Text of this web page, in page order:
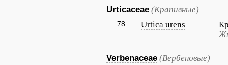
Urticaceae (Крапивные)
78. Urtica urens
Verbenaceae (Вербеновые)